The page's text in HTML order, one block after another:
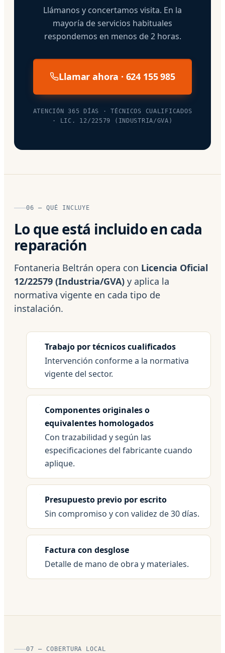
Llámanos y concertamos visita. En la
mayoría de servicios habituales
respondemos en menos de 2 horas.
Llamar ahora · 624 155 985
ATENCIÓN 365 DÍAS · TÉCNICOS CUALIFICADOS
· LIC. 12/22579 (INDUSTRIA/GVA)
06 — QUÉ INCLUYE
Lo que está incluido en cada
reparación
Fontaneria Beltrán opera con Licencia Oficial
12/22579 (Industria/GVA) y aplica la
normativa vigente en cada tipo de
instalación.
Trabajo por técnicos cualificados
Intervención conforme a la normativa
vigente del sector.
Componentes originales o
equivalentes homologados
Con trazabilidad y según las
especificaciones del fabricante cuando
aplique.
Presupuesto previo por escrito
Sin compromiso y con validez de 30 días.
Factura con desglose
Detalle de mano de obra y materiales.
07 — COBERTURA LOCAL